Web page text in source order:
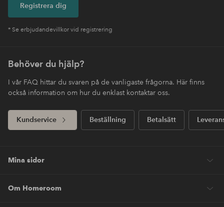
Registrera dig
* Se erbjudandevillkor vid registrering
Behöver du hjälp?
I vår FAQ hittar du svaren på de vanligaste frågorna. Här finns
också information om hur du enklast kontaktar oss.
Kundservice Beställning Betalsätt
Mina sidor
Om Homeroom